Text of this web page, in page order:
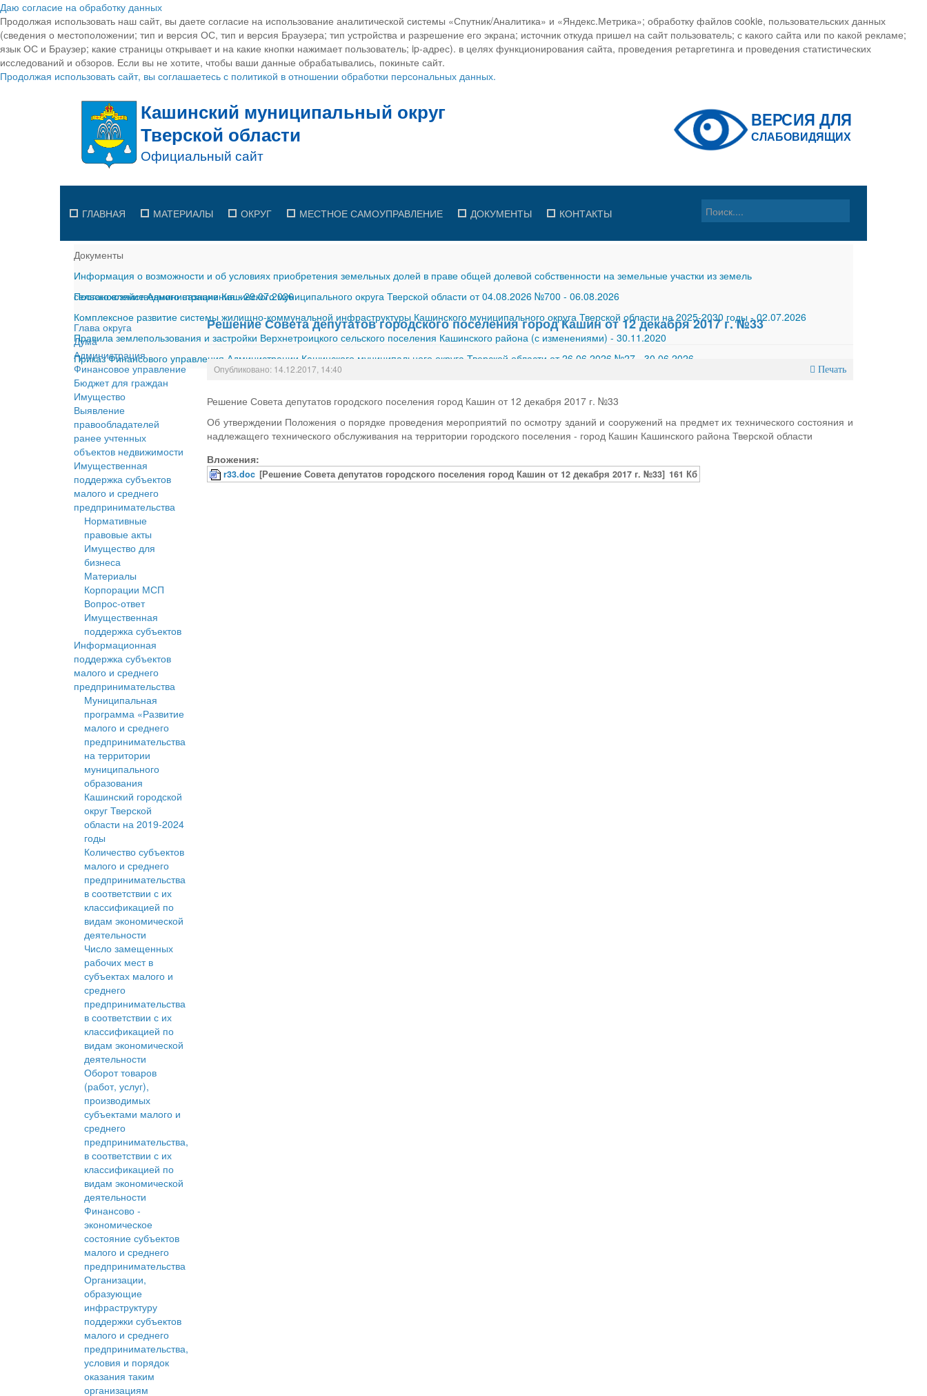
Даю согласие на обработку данных
Продолжая использовать наш сайт, вы даете согласие на использование аналитической системы «Спутник/Аналитика» и «Яндекс.Метрика»; обработку файлов cookie, пользовательских данных
(сведения о местоположении; тип и версия ОС, тип и версия Браузера; тип устройства и разрешение его экрана; источник откуда пришел на сайт пользователь; с какого сайта или по какой рекламе;
язык ОС и Браузер; какие страницы открывает и на какие кнопки нажимает пользователь; ip-адрес). в целях функционирования сайта, проведения ретаргетинга и проведения статистических
исследований и обзоров. Если вы не хотите, чтобы ваши данные обрабатывались, покиньте сайт.
Продолжая использовать сайт, вы соглашаетесь с политикой в отношении обработки персональных данных.
ГЛАВНАЯ МАТЕРИАЛЫ ОКРУГ МЕСТНОЕ САМОУПРАВЛЕНИЕ ДОКУМЕНТЫ КОНТАКТЫ
Документы
Информация о возможности и об условиях приобретения земельных долей в праве общей долевой собственности на земельные участки из земель
сельскохозяйственного назначения-29.07.2026
Постановление Администрации Кашинского муниципального округа Тверской области от 04.08.2026 №700 - 06.08.2026
Комплексное развитие системы жилищно-коммунальной инфраструктуры Кашинского муниципального округа Тверской области на 2025-2030 годы -02.07.2026
Правила землепользования и застройки Верхнетроицкого сельского поселения Кашинского района (с изменениями) - 30.11.2020
Приказ Финансового управления Администрации Кашинского муниципального округа Тверской области от 26.06.2026 №27
30.06.2026
Глава округа
Дума
Администрация
Финансовое управление
Бюджет для граждан
Имущество
Выявление
правообладателей
ранее учтенных
объектов недвижимости
Имущественная
поддержка субъектов
малого и среднего
предпринимательства
Нормативные
правовые акты
Имущество для
бизнеса
Материалы
Корпорации МСП
Вопрос-ответ
Имущественная
поддержка субъектов
Информационная
поддержка субъектов
малого и среднего
предпринимательства
Муниципальная
программа «Развитие
малого и среднего
предпринимательства
на территории
муниципального
образования
Кашинский городской
округ Тверской
области на 2019-2024
годы
Количество субъектов
малого и среднего
предпринимательства
в соответствии с их
классификацией по
видам экономической
деятельности
Число замещенных
рабочих мест в
субъектах малого и
среднего
предпринимательства
в соответствии с их
классификацией по
видам экономической
деятельности
Оборот товаров
(работ, услуг),
производимых
субъектами малого и
среднего
предпринимательства,
в соответствии с их
классификацией по
видам экономической
деятельности
Финансово -
экономическое
состояние субъектов
малого и среднего
предпринимательства
Организации,
образующие
инфраструктуру
поддержки субъектов
малого и среднего
предпринимательства,
условия и порядок
оказания таким
организациям
Решение Совета депутатов городского поселения город Кашин от 12 декабря 2017 г. №33
Опубликовано: 14.12.2017, 14:40 Печать
Решение Совета депутатов городского поселения город Кашин от 12 декабря 2017 г. №33
Об утверждении Положения о порядке проведения мероприятий по осмотру зданий и сооружений на предмет их технического состояния и
надлежащего технического обслуживания на территории городского поселения - город Кашин Кашинского района Тверской области
Вложения:
r33.doc [Решение Совета депутатов городского поселения город Кашин от 12 декабря 2017 г. №33] 161 Кб